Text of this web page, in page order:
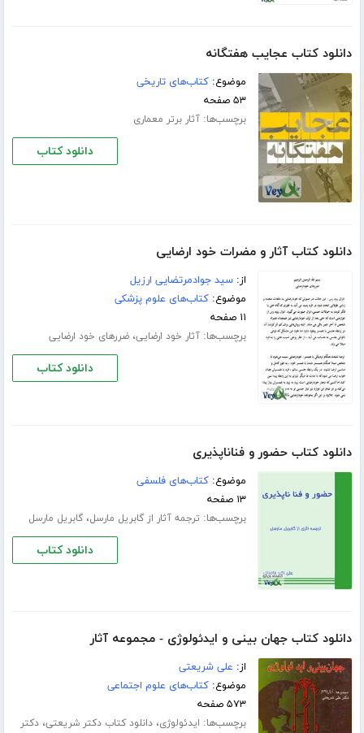
دانلود کتاب عجایب هفتگانه
موضوع:کتاب‌های تاریخی
۵۳ صفحه
برچسب‌ها:آثار برتر معماری
دانلود کتاب
دانلود کتاب آثار و مضرات خود ارضایی
از:سید جوادمرتضایی ارزیل
موضوع:کتاب‌های علوم پزشکی
۱۱ صفحه
برچسب‌ها:آثار خود ارضایی،ضررهای خود ارضایی
دانلود کتاب
دانلود کتاب ﺣﻀﻮﺭ ﻭ ﻓﻨﺎﻧﺎﭘﺬﯾﺮﯼ
موضوع:کتاب‌های فلسفی
۱۳ صفحه
برچسب‌ها: ترجمه آثار از گابریل مارسل،گابریل مارسل
دانلود کتاب
دانلود کتاب جهان بینی و ایدئولوژی - مجموعه آثار
از: علی شریعتی
موضوع:کتاب‌های علوم اجتماعی
۵۷۳ صفحه
برچسب‌ها: ایدئولوژی،دانلود کتاب دکتر شریعتی،دکتر